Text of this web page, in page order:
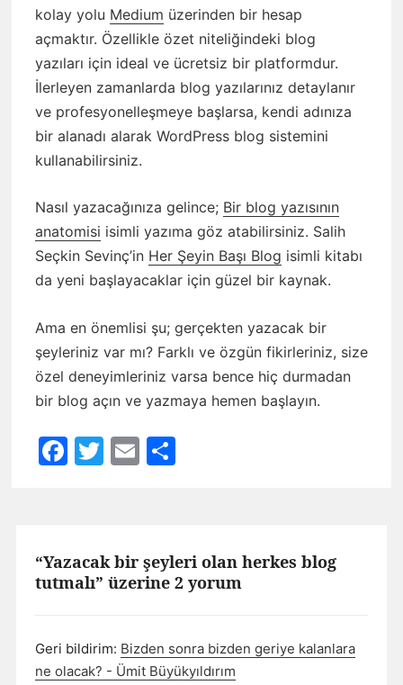
kolay yolu Medium üzerinden bir hesap
açmaktır. Özellikle özet niteliğindeki blog
yazıları için ideal ve ücretsiz bir platformdur.
İlerleyen zamanlarda blog yazılarınız detaylanır
ve profesyonelleşmeye başlarsa, kendi adınıza
bir alanadı alarak WordPress blog sistemini
kullanabilirsiniz.
Nasıl yazacağınıza gelince; Bir blog yazısının
anatomisi isimli yazıma göz atabilirsiniz. Salih
Seçkin Sevinç’in Her Şeyin Başı Blog isimli kitabı
da yeni başlayacaklar için güzel bir kaynak.
Ama en önemlisi şu; gerçekten yazacak bir
şeyleriniz var mı? Farklı ve özgün fikirleriniz, size
özel deneyimleriniz varsa bence hiç durmadan
bir blog açın ve yazmaya hemen başlayın.
Facebook
Twitter
EmailShare
“Yazacak bir şeyleri olan herkes blog
tutmalı” üzerine 2 yorum
Geri bildirim: Bizden sonra bizden geriye kalanlara
ne olacak? - Ümit Büyükyıldırım